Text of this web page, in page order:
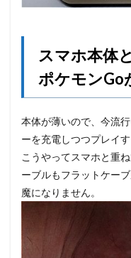
スマホ本体
ポケモンGo
本体が薄いので、今流
ーを充電しつつプレイ
こうやってスマホと重
ーブルもフラットケー
魔になりません。